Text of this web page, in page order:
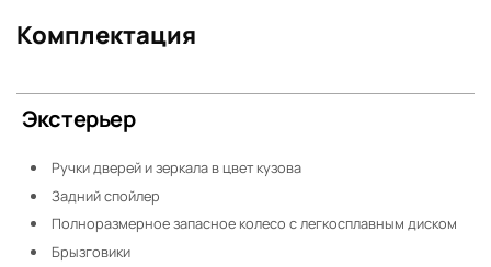
Комплектация
Экстерьер
Ручки дверей и зеркала в цвет кузова
Задний спойлер
Полноразмерное запасное колесо с легкосплавным диском
Брызговики